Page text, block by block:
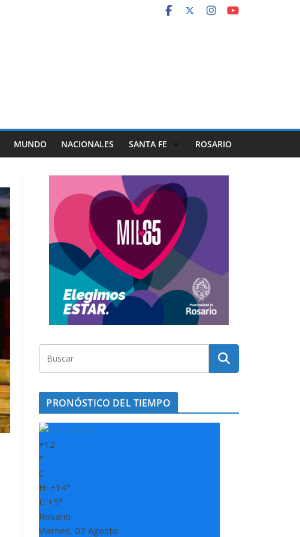
MUNDO NACIONALES SANTA FE ROSARIO
PRONÓSTICO DEL TIEMPO
+12
°
C
H:+14°
L:+5°
Rosario
Viernes, 07 Agosto